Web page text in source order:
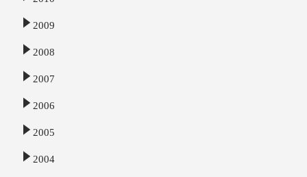
2009
2008
2007
2006
2005
2004